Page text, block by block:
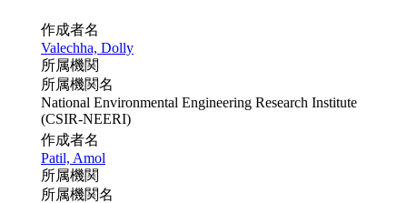
作成者名
Valechha, Dolly
所属機関
所属機関名
National Environmental Engineering Research Institute
(CSIR-NEERI)
作成者名
Patil, Amol
所属機関
所属機関名